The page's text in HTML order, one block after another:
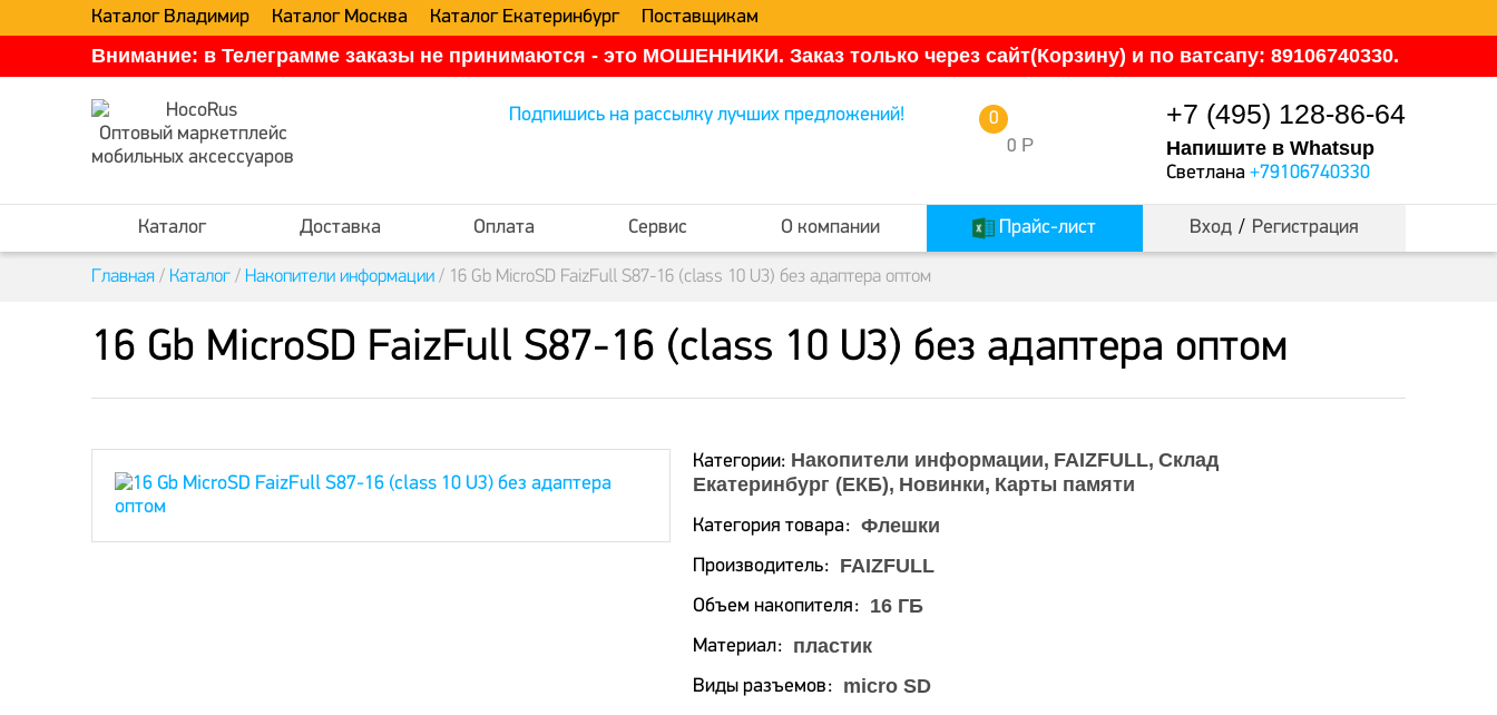
Каталог Владимир Каталог Москва Каталог Екатеринбург Поставщикам
Внимание: в Телеграмме заказы не принимаются - это МОШЕННИКИ. Заказ только через сайт(Корзину) и по ватсапу: 89106740330.
Оптовый маркетплейс
мобильных аксессуаров
Подпишись на рассылку лучших предложений!
0 Р
0 +7 (495) 128-86-64
Напишите в Whatsup
Светлана +79106740330
Каталог Доставка Оплата Сервис О компании Прайс-лист Вход / Регистрация
Главная / Каталог / Накопители информации / 16 Gb MicroSD FaizFull S87-16 (class 10 U3) без адаптера оптом
16 Gb MicroSD FaizFull S87-16 (class 10 U3) без адаптера оптом
Категории: Накопители информации FAIZFULL Склад
Екатеринбург (ЕКБ) Новинки Карты памяти
Категория товара Флешки
Производитель FAIZFULL
Объем накопителя 16 ГБ
Материал пластик
Виды разъемов micro SD